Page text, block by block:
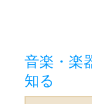
音楽・楽
知る